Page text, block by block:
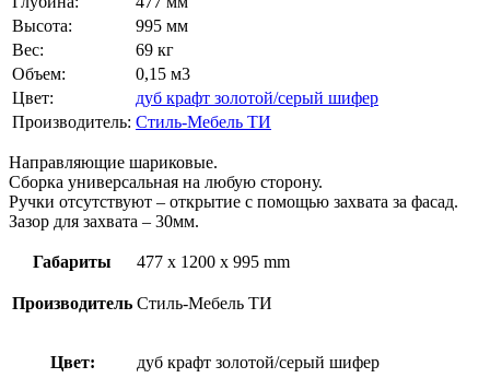
Высота:
995 мм
Вес:
69 кг
Объем:
0,15 м3
Цвет:
дуб крафт золотой/серый шифер
Производитель: Стиль-Мебель ТИ
Направляющие шариковые.
Сборка универсальная на любую сторону.
Ручки отсутствуют – открытие с помощью захвата за фасад.
Зазор для захвата – 30мм.
Габариты 477 x 1200 x 995 mm
Производитель Стиль-Мебель ТИ
Цвет: дуб крафт золотой/серый шифер